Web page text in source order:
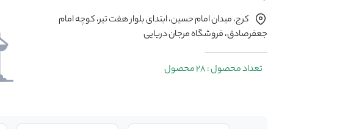
کرج، میدان امام حسین، ابتدای بلوار هفت تیر، کوچه امام
جعفرصادق، فروشگاه مرجان دریایی
تعداد محصول : 28 محصول